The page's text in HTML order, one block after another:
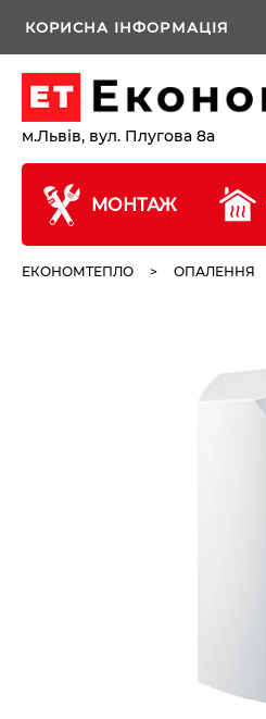
КОРИСНА ІНФОРМАЦІЯ
м.Львів, вул. Плугова 8а
МОНТАЖ
ЕКОНОМТЕПЛО > ОПАЛЕННЯ